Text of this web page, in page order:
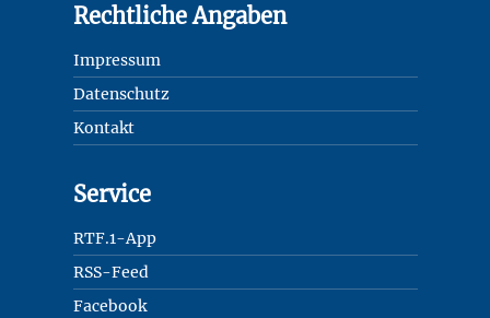
Rechtliche Angaben
Impressum
Datenschutz
Kontakt
Service
RTF.1-App
RSS-Feed
Facebook